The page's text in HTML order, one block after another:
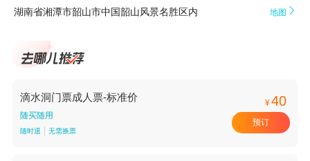
湖南省湘潭市韶山市中国韶山风景名胜区内 地图 
滴水洞门票成人票-标准价
随买随用
随时退 无需换票
¥40
预订